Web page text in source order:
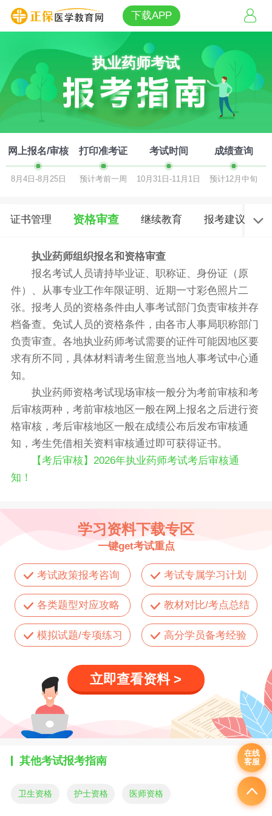
下载APP
执业药师考试
网上报名/审核
8月4日-8月25日
打印准考证
预计考前一周
考试时间
10月31日-11月1日
成绩查询
预计12月中旬
证书管理 资格审查 继续教育 报考建议
执业药师组织报名和资格审查
报名考试人员请持毕业证、职称证、身份证（原
件）、从事专业工作年限证明、近期一寸彩色照片二
张。报考人员的资格条件由人事考试部门负责审核并存
档备查。免试人员的资格条件，由各市人事局职称部门
负责审查。各地执业药师考试需要的证件可能因地区要
求有所不同，具体材料请考生留意当地人事考试中心通
知。
执业药师资格考试现场审核一般分为考前审核和考
后审核两种，考前审核地区一般在网上报名之后进行资
格审核，考后审核地区一般在成绩公布后发布审核通
知，考生凭借相关资料审核通过即可获得证书。
【考后审核】2026年执业药师考试考后审核通
知！
学习资料下载专区
一键get考试重点
考试政策报考咨询 考试专属学习计划
各类题型对应攻略 教材对比/考点总结
模拟试题/专项练习 高分学员备考经验
立即查看资料 >
其他考试报考指南
卫生资格 护士资格 医师资格
在线
客服